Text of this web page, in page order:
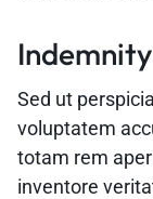
Indemnity
Sed ut
voluptatem
totam rem
inventore